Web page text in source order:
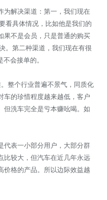
为解决渠道：第一，我们现在
看具体情况，比如他是我们的
果不是会员，只是普通的购买
。第二种渠道，我们现在有很
会接单的。
整个行业普遍不景气，同质化
车的珍惜程度越来越低，客户
但洗车完全是亏本赚吆喝。如
代表一小部分用户，大部分群
比较大，但汽车在近几年永远
价格的产品。所以边际效益越